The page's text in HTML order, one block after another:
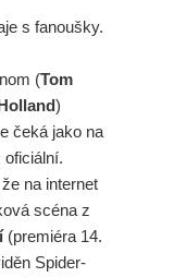
s fanoušky.
(Tom
)
čeká jako na
na internet
scéna z
(premiéra 14.
Spider-